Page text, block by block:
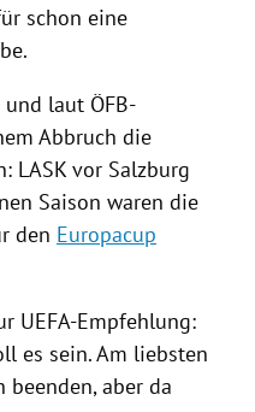
schon eine
laut ÖFB-
Abbruch die
LASK vor Salzburg
Saison waren die
den Europacup
UEFA-Empfehlung:
es sein. Am liebsten
aber da